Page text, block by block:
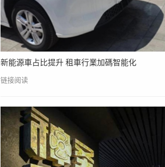
新能源車占比提升 租車行業加碼智能化
链接阅读